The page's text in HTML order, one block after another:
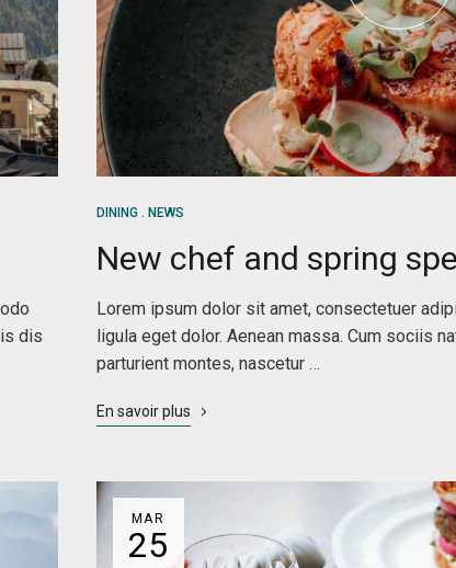
dis
DINING NEWS
New chef and spring
Lorem ipsum dolor sit amet, consectetuer
ligula eget dolor. Aenean massa. Cum sociis
parturient montes, nascetur …
En savoir plus
MAR
25